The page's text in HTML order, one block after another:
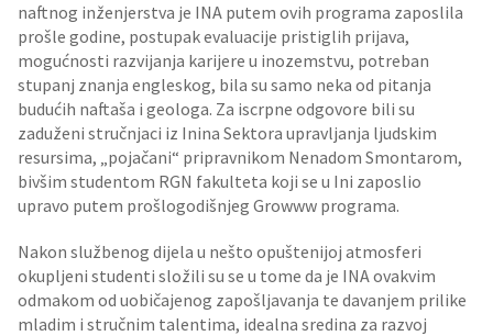
naftnog inženjerstva je INA putem ovih programa zaposlila
prošle godine, postupak evaluacije pristiglih prijava,
mogućnosti razvijanja karijere u inozemstvu, potreban
stupanj znanja engleskog, bila su samo neka od pitanja
budućih naftaša i geologa. Za iscrpne odgovore bili su
zaduženi stručnjaci iz Inina Sektora upravljanja ljudskim
resursima, „pojačani“ pripravnikom Nenadom Smontarom,
bivšim studentom RGN fakulteta koji se u Ini zaposlio
upravo putem prošlogodišnjeg Growww programa.
Nakon službenog dijela u nešto opuštenijoj atmosferi
okupljeni studenti složili su se u tome da je INA ovakvim
odmakom od uobičajenog zapošljavanja te davanjem prilike
mladim i stručnim talentima, idealna sredina za razvoj